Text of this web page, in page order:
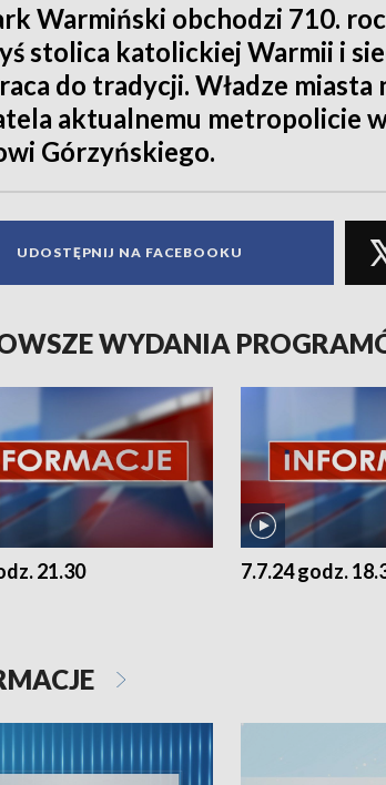
Warmiński obchodzi 710.
stolica katolickiej Warmii i
do tradycji. Władze
aktualnemu metropolicie
Górzyńskiego.
UDOSTĘPNIJ NA FACEBOOKU
WYDANIA
21.30 7.7.24 godz.